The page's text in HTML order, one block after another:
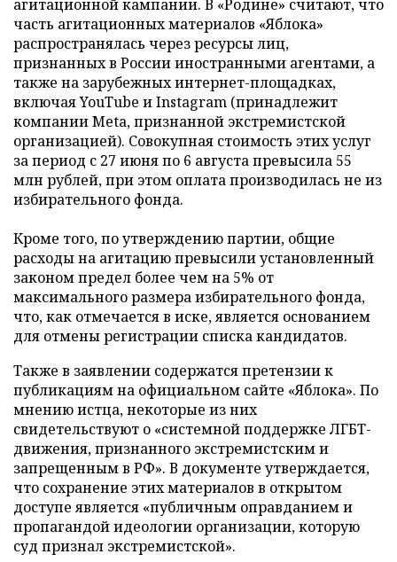
агитационной кампании. В «Родине» считают, что
часть агитационных материалов «Яблока»
распространялась через ресурсы лиц,
признанных в России иностранными агентами, а
также на зарубежных интернет-площадках,
включая YouTube и Instagram (принадлежит
компании Meta, признанной экстремистской
организацией). Совокупная стоимость этих услуг
за период с 27 июня по 6 августа превысила 55
млн рублей, при этом оплата производилась не из
избирательного фонда.
Кроме того, по утверждению партии, общие
расходы на агитацию превысили установленный
законом предел более чем на 5% от
максимального размера избирательного фонда,
что, как отмечается в иске, является основанием
для отмены регистрации списка кандидатов.
Также в заявлении содержатся претензии к
публикациям на официальном сайте «Яблока». По
мнению истца, некоторые из них
свидетельствуют о «системной поддержке ЛГБТ-
движения, признанного экстремистским и
запрещенным в РФ». В документе утверждается,
что сохранение этих материалов в открытом
доступе является «публичным оправданием и
пропагандой идеологии организации, которую
суд признал экстремистской».